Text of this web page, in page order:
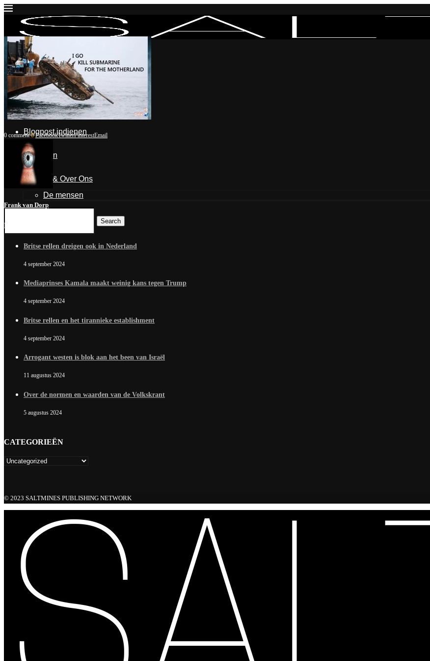
Inloggen
Mijn account
Mijn blogposts
Blogpost indienen
Uitloggen
Contact & Over Ons
De mensen
Search
0 comment 0 FacebookTwitterPinterestEmail
Frank van Dorp
RECENTE REACTIES
Britse rellen dreigen ook in Nederland
4 september 2024
Mediaprinses Kamala maakt weinig kans tegen Trump
4 september 2024
Britse rellen en het tirannieke establishment
4 september 2024
Arrogant westen is blok aan het been van Israël
11 augustus 2024
Over de normen en waarden van de Volkskrant
5 augustus 2024
CATEGORIEËN
© 2023 SALTMINES PUBLISHING NETWORK